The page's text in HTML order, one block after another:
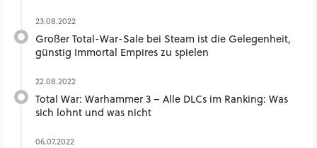
23.08.2022
Großer Total-War-Sale bei Steam ist die Gelegenheit,
günstig Immortal Empires zu spielen
22.08.2022
Total War: Warhammer 3 – Alle DLCs im Ranking: Was
sich lohnt und was nicht
06.07.2022